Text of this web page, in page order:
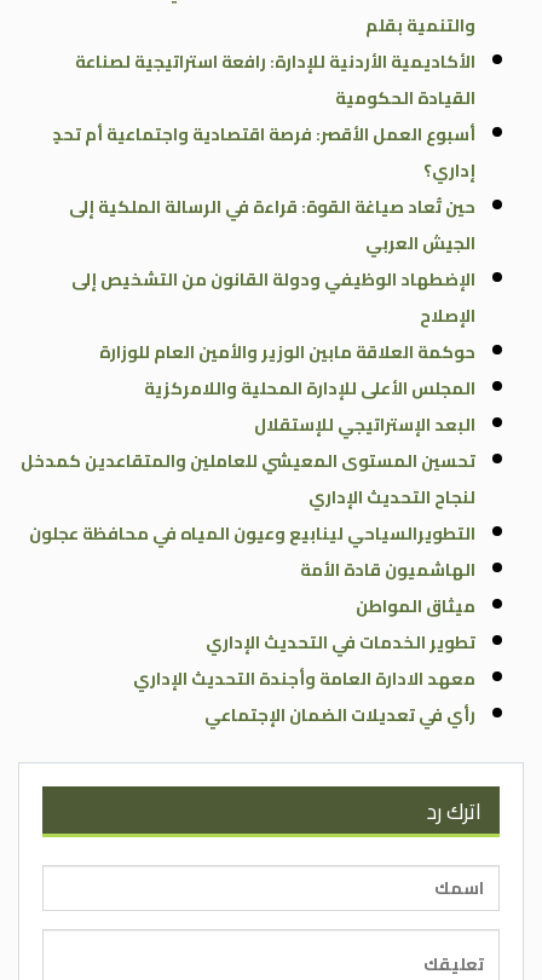
والتنمية بقلم
الأكاديمية الأردنية للإدارة: رافعة استراتيجية لصناعة
القيادة الحكومية
أسبوع العمل الأقصر: فرصة اقتصادية واجتماعية أم تحدٍ
إداري؟
حين تُعاد صياغة القوة: قراءة في الرسالة الملكية إلى
الجيش العربي
الإضطهاد الوظيفي ودولة القانون من التشخيص إلى
الإصلاح
حوكمة العلاقة مابين الوزير والأمين العام للوزارة
المجلس الأعلى للإدارة المحلية واللامركزية
البعد الإستراتيجي للإستقلال
تحسين المستوى المعيشي للعاملين والمتقاعدين كمدخل
لنجاح التحديث الإداري
التطويرالسياحي لينابيع وعيون المياه في محافظة عجلون
الهاشميون قادة الأمة
ميثاق المواطن
تطوير الخدمات في التحديث الإداري
معهد الادارة العامة وأجندة التحديث الإداري
رأي في تعديلات الضمان الإجتماعي
اترك رد